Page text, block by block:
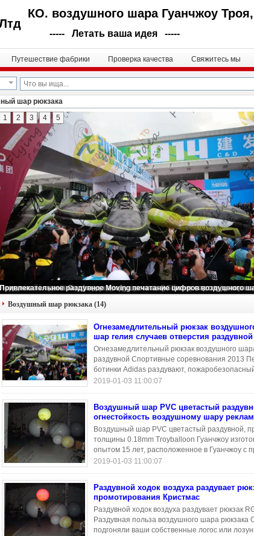
КО. воздушного шара Гуанчжоу Троя,
----- Летать ваша идея -----
Путешествие фабрики Проверка качества Свяжитесь мы
шар рюкзака
1 2 3 4 5
Воздушный шар рюкзака (14)
Огнезамедлительный рюкзак
шар гелия случаев отверстия раздувной
Огнезамедлительный рюкзак воздушного
раздувной Спортивные соревнования 2013
ботинки Adidas раздувают,
2019-01-03 11:00:07
Воздушный шар PVC цветастый
огнестойкость воздушному шару
Воздушный шар PVC цветастый раздувной,
толщины 0.18mm Troyballoon Гуанчжоу
опытом 15 лет, расположенное в Гуанчжоу с
2019-01-03 11:00:07
Раздувной ходок воздуха раздувает
промотирования Кристмас
Раздувной ходок воздуха раздувает рюкзак
Раздувная польза воздушного шара
подгоняли ваши собственные логос или